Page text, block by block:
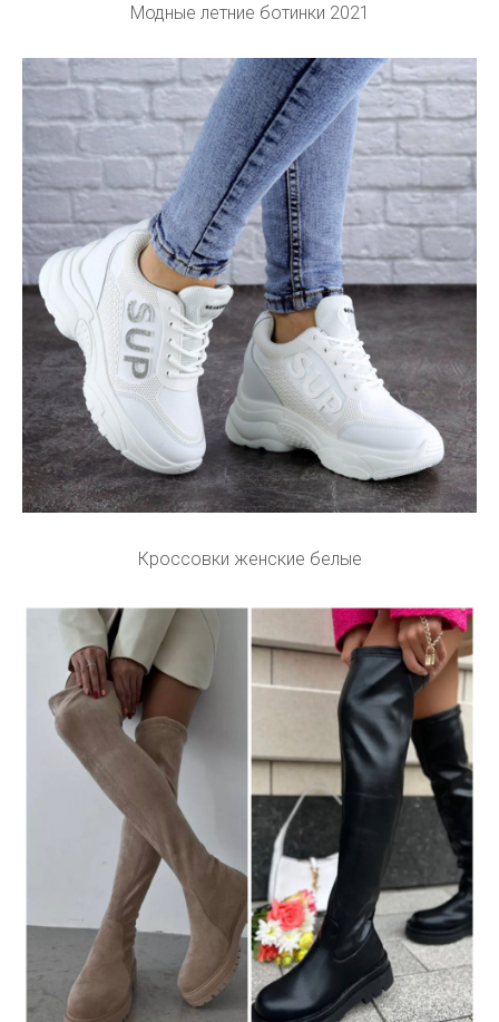
Модные летние ботинки 2021
Кроссовки женские белые